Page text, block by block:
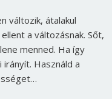
változik, átalakul
a változásnak. Sőt,
menned. Ha így
Használd a